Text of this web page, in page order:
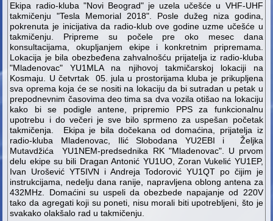
Ekipa radio-kluba "Novi Beograd" je uzela učešće u VHF-UHF
takmičenju "Tesla Memorial 2018". Posle dužeg niza godina,
pokrenuta je inicijativa da radio-klub ove godine uzme učešće u
takmičenju. Pripreme su počele pre oko mesec dana
konsultacijama, okupljanjem ekipe i konkretnim pripremama.
Lokacija je bila obezbeđena zahvalnošću prijatelja iz radio-kluba
"Mladenovac" YU1MLA na njihovoj takmičarskoj lokaciji na
Kosmaju. U četvrtak 05. jula u prostorijama kluba je prikupljena
sva oprema koja će se nositi na lokaciju da bi sutradan u petak u
prepodnevnim časovima deo tima sa dva vozila otišao na lokaciju
kako bi se podigle antene, pripremio PPS za funkcionalnu
upotrebu i do večeri je sve bilo sprmeno za uspešan početak
takmičenja. Ekipa je bila dočekana od domaćina, prijatelja iz
radio-kluba Mladenovac, Ilić Slobodana YU2EBI i Željka
Mutavdžića YU1NEM-predsednika RK "Mladenovac". U prvom
delu ekipe su bili Dragan Antonić YU1UO, Zoran Vukelić YU1EP,
Ivan Urošević YT5IVN i Andreja Todorović YU1QT po čijim je
instrukcijama, nedelju dana ranije, napravljena oblong antena za
432MHz. Domaćini su uspeli da obezbede napajanje od 220V
tako da agregati koji su poneti, nisu morali biti upotrebljeni, što je
svakako olakšalo rad u takmičenju.